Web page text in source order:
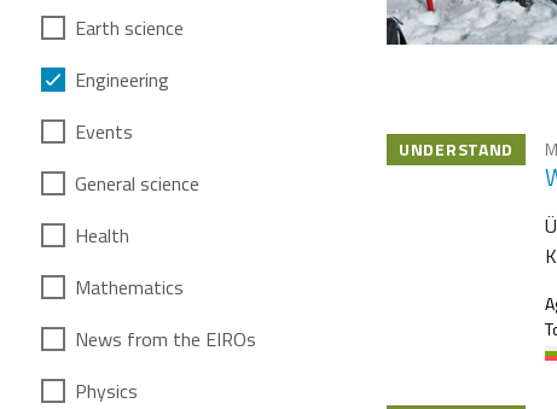
Earth science
Engineering
Events
General science
Health
Mathematics
News from the EIROs
Physics
UNDERSTAND